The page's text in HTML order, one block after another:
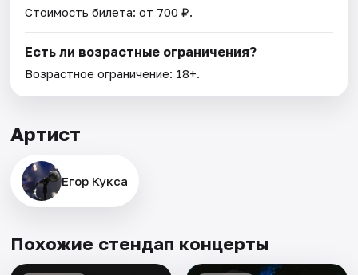
Стоимость билета: от 700 ₽.
Есть ли возрастные ограничения?
Возрастное ограничение: 18+.
Артист
Егор Кукса
Похожие стендап концерты